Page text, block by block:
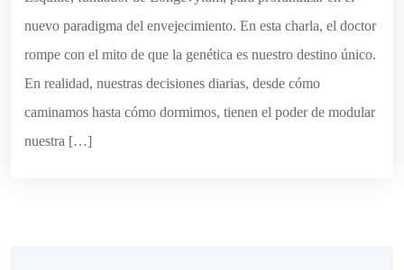
nuevo paradigma del envejecimiento. En esta charla, el doctor
rompe con el mito de que la genética es nuestro destino único.
En realidad, nuestras decisiones diarias, desde cómo
caminamos hasta cómo dormimos, tienen el poder de modular
nuestra […]